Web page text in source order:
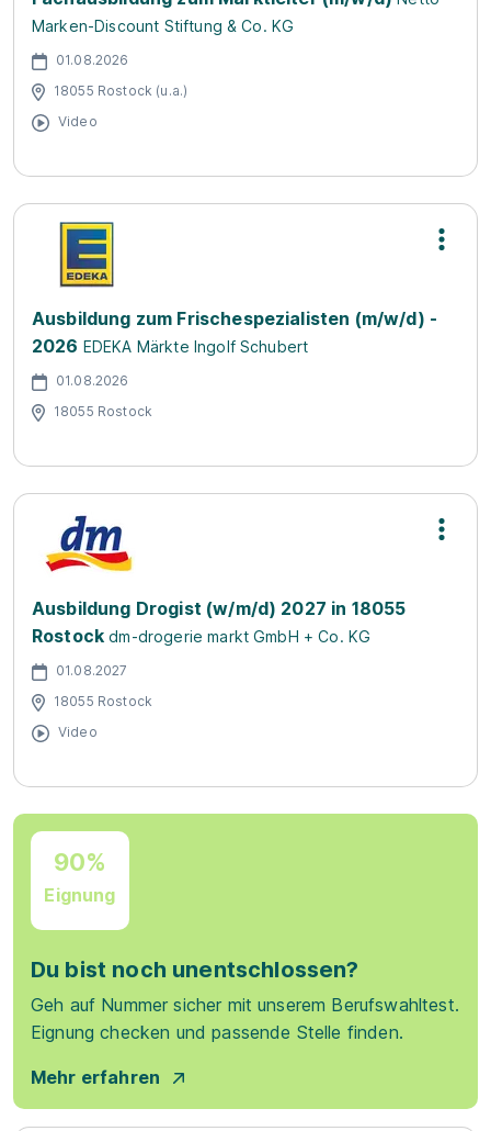
Marken-Discount Stiftung & Co. KG
01.08.2026
18055 Rostock (u.a.)
Video
Ausbildung zum Frischespezialisten (m/w/d) -
2026 EDEKA Märkte Ingolf Schubert
01.08.2026
18055 Rostock
Ausbildung Drogist (w/m/d) 2027 in 18055
Rostock dm-drogerie markt GmbH + Co. KG
01.08.2027
18055 Rostock
Video
90%
Eignung
Du bist noch unentschlossen?
Geh auf Nummer sicher mit unserem Berufswahltest.
Eignung checken und passende Stelle finden.
Mehr erfahren